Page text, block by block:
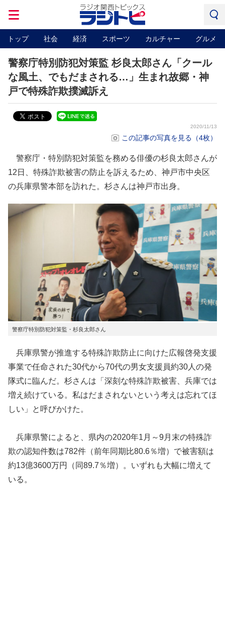
トップ 社会 経済 スポーツ カルチャー グルメ
警察庁特別防犯対策監 杉良太郎さん「クール
な風土、でもだまされる…」生まれ故郷・神
戸で特殊詐欺撲滅訴え
2020/11/13
この記事の写真を見る（4枚）
警察庁・特別防犯対策監を務める俳優の杉良太郎さんが
12日、特殊詐欺被害の防止を訴えるため、神戸市中央区
の兵庫県警本部を訪れた。杉さんは神戸市出身。
警察庁特別防犯対策監・杉良太郎さん
兵庫県警が推進する特殊詐欺防止に向けた広報啓発支援
事業で任命された30代から70代の男女支援員約30人の発
隊式に臨んだ。杉さんは「深刻な特殊詐欺被害、兵庫では
増え続けている。私はだまされないという考えは忘れてほ
しい」と呼びかけた。
兵庫県警によると、県内の2020年1月～9月末の特殊詐
欺の認知件数は782件（前年同期比80.6％増）で被害額は
約13億3600万円（同89.7％増）。いずれも大幅に増えて
いる。